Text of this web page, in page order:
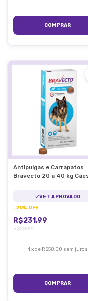
Antipulgas e Carrapatos
Bravecto 20 a 40 kg Cães
VET APROVADO
-20% OFF
R$231,99
R$289,99
4xde R$58,00 sem juros